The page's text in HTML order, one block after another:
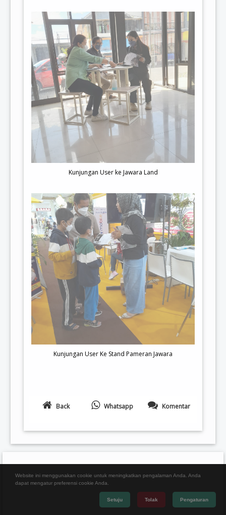
Kunjungan User ke Jawara Land
Kunjungan User Ke Stand Pameran Jawara
Back Whatsapp Komentar
Website ini menggunakan cookie untuk meningkatkan pengalaman Anda. Anda
dapat mengatur preferensi cookie Anda.
Setuju Tolak Pengaturan